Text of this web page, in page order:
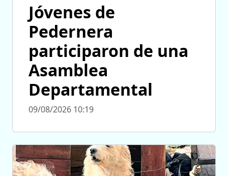
Jóvenes de
Pedernera
participaron de una
Asamblea
Departamental
09/08/2026 10:19